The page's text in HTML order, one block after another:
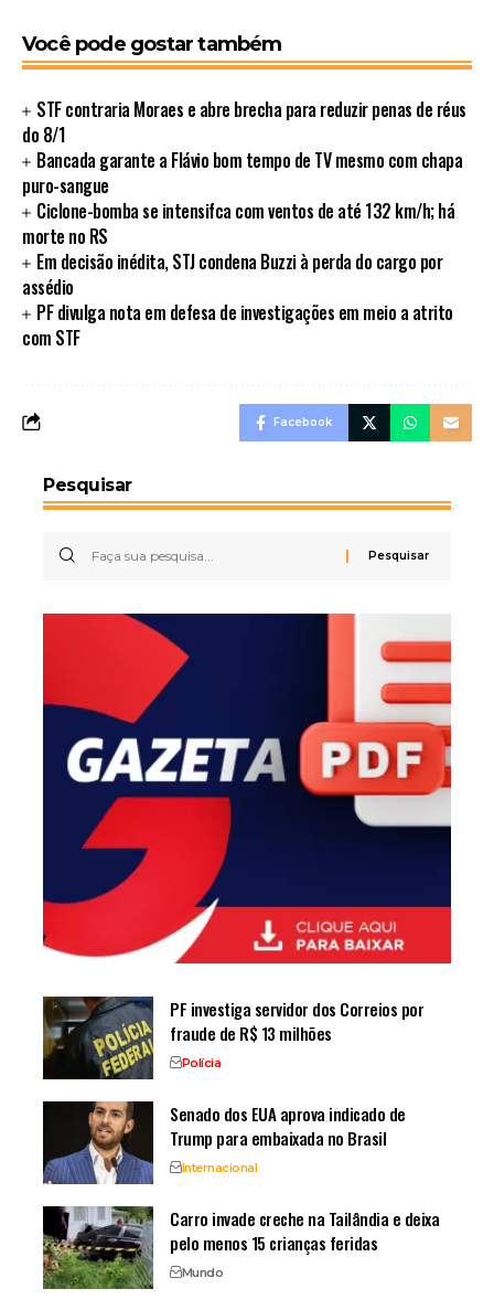
Você pode gostar também
STF contraria Moraes e abre brecha para reduzir penas de réus
do 8/1
Bancada garante a Flávio bom tempo de TV mesmo com chapa
puro-sangue
Ciclone-bomba se intensifca com ventos de até 132 km/h; há
morte no RS
Em decisão inédita, STJ condena Buzzi à perda do cargo por
assédio
PF divulga nota em defesa de investigações em meio a atrito
com STF
Facebook
Pesquisar
PF investiga servidor dos Correios por
fraude de R$ 13 milhões
Polícia
Senado dos EUA aprova indicado de
Trump para embaixada no Brasil
Internacional
Carro invade creche na Tailândia e deixa
pelo menos 15 crianças feridas
Mundo